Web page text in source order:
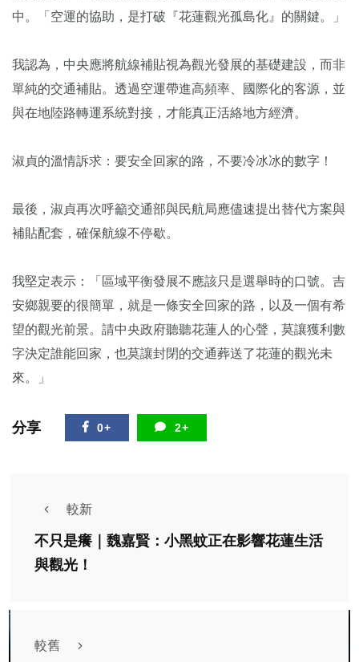
中。「空運的協助，是打破『花蓮觀光孤島化』的關鍵。」
我認為，中央應將航線補貼視為觀光發展的基礎建設，而非
單純的交通補貼。透過空運帶進高頻率、國際化的客源，並
與在地陸路轉運系統對接，才能真正活絡地方經濟。
淑貞的溫情訴求：要安全回家的路，不要冷冰冰的數字！
最後，淑貞再次呼籲交通部與民航局應儘速提出替代方案與
補貼配套，確保航線不停歇。
我堅定表示：「區域平衡發展不應該只是選舉時的口號。吉
安鄉親要的很簡單，就是一條安全回家的路，以及一個有希
望的觀光前景。請中央政府聽聽花蓮人的心聲，莫讓獲利數
字決定誰能回家，也莫讓封閉的交通葬送了花蓮的觀光未
來。」
分享 0+ 2+
較新
不只是癢｜魏嘉賢：小黑蚊正在影響花蓮生活
與觀光！
較舊